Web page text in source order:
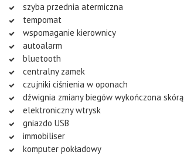
szyba przednia atermiczna
tempomat
wspomaganie kierownicy
autoalarm
bluetooth
centralny zamek
czujniki ciśnienia w oponach
dźwignia zmiany biegów wykończona skórą
elektroniczny wtrysk
gniazdo USB
immobiliser
komputer pokładowy